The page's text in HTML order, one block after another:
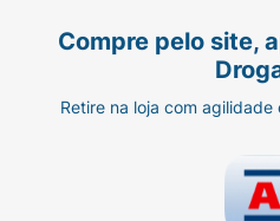
Compre pelo site,
Retire na loja com